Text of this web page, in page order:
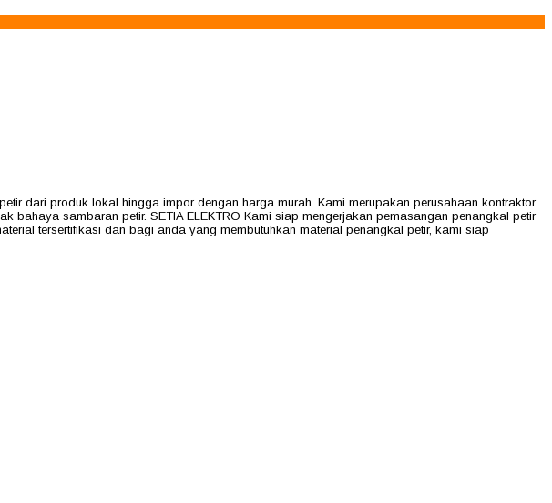
dari produk lokal hingga impor dengan harga murah. Kami merupakan perusahaan kontraktor
sambaran petir. SETIA ELEKTRO Kami siap mengerjakan pemasangan penangkal petir
tersertifikasi dan bagi anda yang membutuhkan material penangkal petir, kami siap